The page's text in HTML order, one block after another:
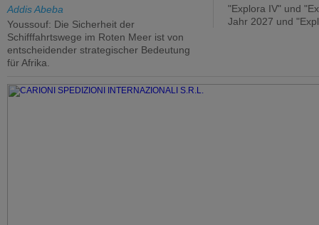
Addis Abeba
Youssouf: Die Sicherheit der
Schifffahrtswege im Roten Meer ist von
entscheidender strategischer Bedeutung
für Afrika.
"Explora IV" und
Jahr 2027 und